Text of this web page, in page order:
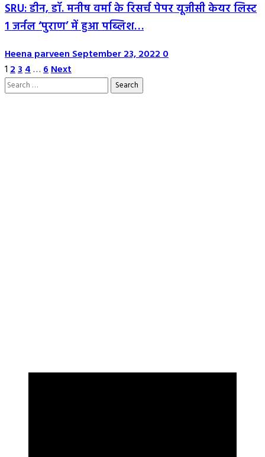
SRU: डीन, डॉ. मनीष वर्मा के रिसर्च पेपर यूजीसी केयर लिस्ट
1 जर्नल ‘पुराण’ में हुआ पब्लिश…
Heena parveenSeptember 23, 20220
Posts
pagination
1234…6Next
Search